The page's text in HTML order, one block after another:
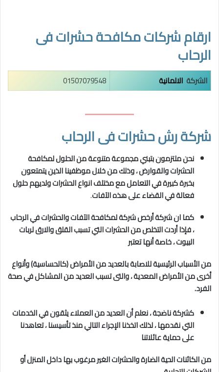
ارقام شركات مكافحة حشرات فى
الرحاب
الشركة الالمانية 01507079548
شركة رش حشرات فى الرحاب
نحن ملتزمون بتبني مجموعة متنوعة من الحلول لمكافحة
الحشرات والقوارض ، وذلك من خلال موظفينا الذين يتمتعون
بخبرة كبيرة في التعامل مع مختلف انواع الحشراتولديهم حلول
فعالة في القضاء على هذه الآفات.
كما ان شركة أرخص شركة لمكافحة الآفات والحشرات في الرحاب
، فإذا أردت التخلص من الحشرات التي تسبب القلق والارق لربات
البيوت ، خاصة أنها تعتبر
من الأسباب الرئيسية للاصابة بالعديد من الأمراض (كالحساسية) وأنواع
أخرى من الأمراض المعدية ، والتى تسبب العديد من المشاكل في صحة
الفرد.
كشركة ناضجة ، نعلم أن العديد من العملاء يثقون في الخدمات
التي نقدمها ، لذلك اتخذنا الإجراء التالي منذ تأسيسنا ، تعاهدنا
على حماية عائلاتنا
من الكائنات الحية الضارة والحشرات الغير مرغوب بها داخل المنزل أو